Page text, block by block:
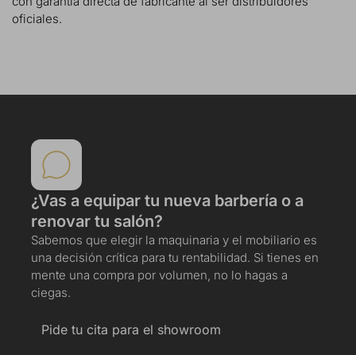
oficiales.
¿Vas a equipar tu nueva barbería o a
renovar tu salón?
Sabemos que elegir la maquinaria y el mobiliario es
una decisión crítica para tu rentabilidad. Si tienes en
mente una compra por volumen, no lo hagas a
ciegas.
Pide tu cita para el showroom